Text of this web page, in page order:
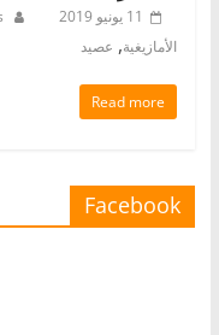
11 يونيو 2019
الأمازيغية, عصيد
Read more
Facebook